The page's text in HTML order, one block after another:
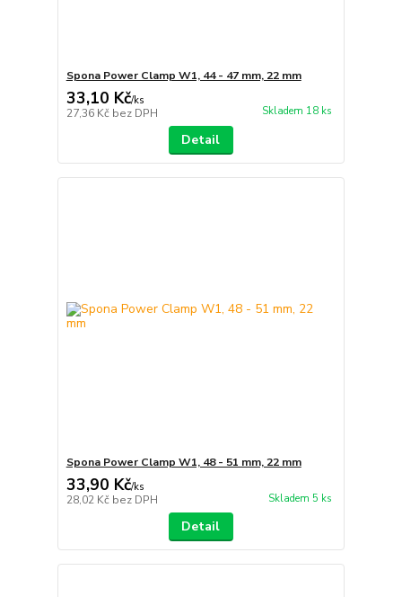
Spona Power Clamp W1, 44 - 47 mm, 22 mm
33,10 Kč/ks
27,36 Kč bez DPH Skladem 18 ks
Detail
Spona Power Clamp W1, 48 - 51 mm, 22 mm
33,90 Kč/ks
28,02 Kč bez DPH Skladem 5 ks
Detail